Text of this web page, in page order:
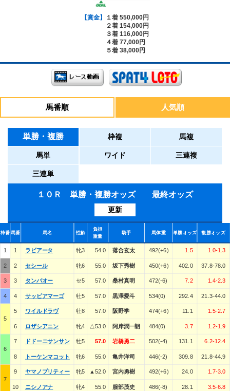
【賞金】
１着 550,000円
２着 154,000円
３着 116,000円
４着 77,000円
５着 38,000円
馬番順 人気順
単勝・複勝 枠複 馬複
馬単 ワイド 三連複
三連単
１０Ｒ 単勝・複勝オッズ 最終オッズ
更新
枠番馬番 馬名 性齢
負担
重量
騎手 馬体重 単勝オッズ 複勝オッズ
1 1 ラビアータ 牝3 54.0 落合玄太 492(+6) 1.5 1.0-1.3
2 2 セシール 牝6 55.0 坂下秀樹 450(+6) 402.0 37.8-78.0
3 3 タンバオー セ5 57.0 桑村真明 472(-6) 7.2 1.4-2.3
4 4 サッビアマーゴ 牡5 57.0 黒澤愛斗 534(0) 292.4 21.3-44.0
5
5 ワイルドラヴ 牡8 57.0 阪野学 474(+6) 11.1 1.5-2.7
6 ロザシアニン 牝4 △53.0 阿岸潤一朗 484(0) 3.7 1.2-1.9
6
7 ドドーニサンサン 牡5 57.0 岩橋勇二 502(-4) 131.1 6.2-12.4
8 トーケンマコット 牝6 55.0 亀井洋司 446(-2) 309.8 21.8-44.9
7
9 ヤマノプリティー 牝5 ▲52.0 宮内勇樹 492(+6) 24.0 1.7-3.0
10 ニシノアナ 牝4 55.0 服部茂史 486(-8) 28.1 3.5-6.8